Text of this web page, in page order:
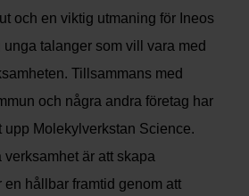
och en viktig utmaning för Ineos
talanger som vill vara med
Tillsammans med
och några andra företag har
upp Molekylverkstan Science.
verksamhet är att skapa
en hållbar framtid genom att